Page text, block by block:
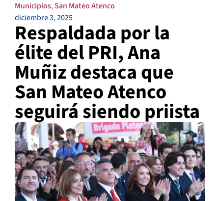
Municipios,San Mateo Atenco
diciembre 3, 2025
Respaldada por la
élite del PRI, Ana
Muñiz destaca que
San Mateo Atenco
seguirá siendo priista